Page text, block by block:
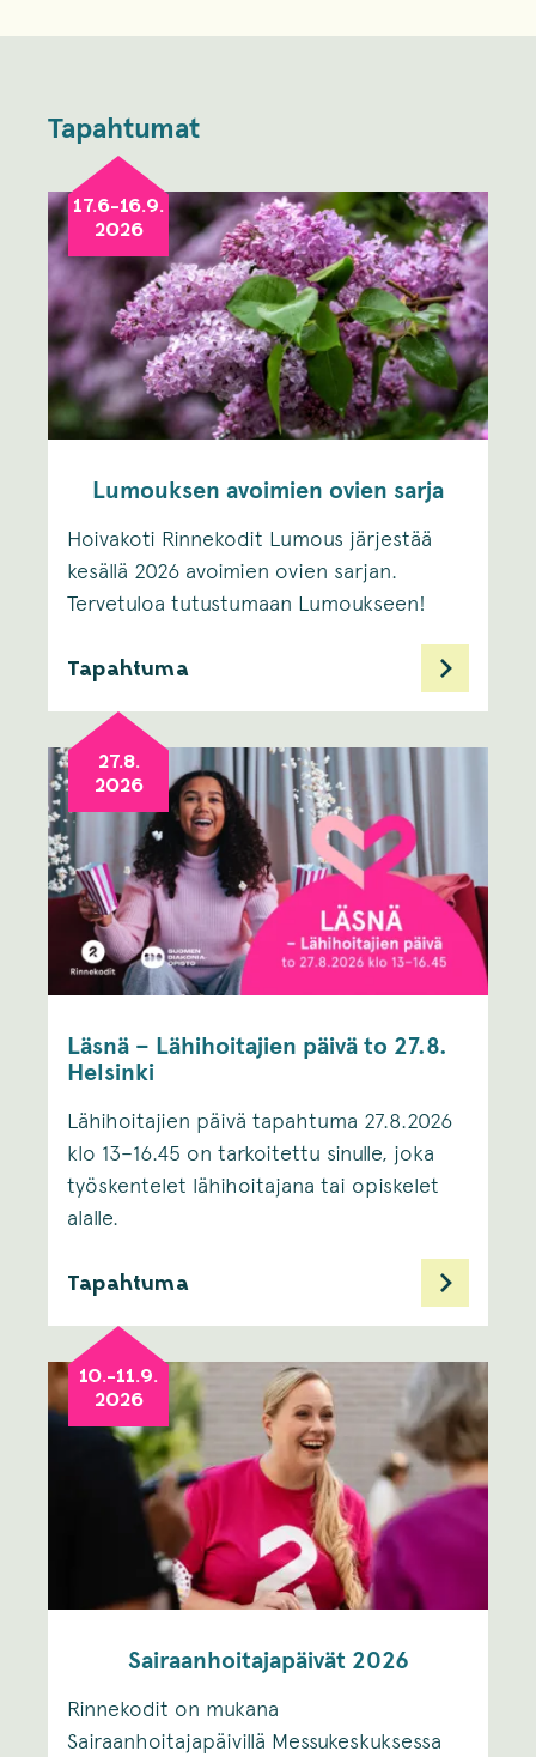
Tapahtumat
17.6-16.9.
2026
Lumouksen avoimien ovien sarja
Hoivakoti Rinnekodit Lumous järjestää
kesällä 2026 avoimien ovien sarjan.
Tervetuloa tutustumaan Lumoukseen!
Tapahtuma
27.8.
2026
Läsnä – Lähihoitajien päivä to 27.8.
Helsinki
Lähihoitajien päivä tapahtuma 27.8.2026
klo 13–16.45 on tarkoitettu sinulle, joka
työskentelet lähihoitajana tai opiskelet
alalle. ​
Tapahtuma
10.-11.9.
2026
Sairaanhoitajapäivät 2026
Rinnekodit on mukana
Sairaanhoitajapäivillä Messukeskuksessa